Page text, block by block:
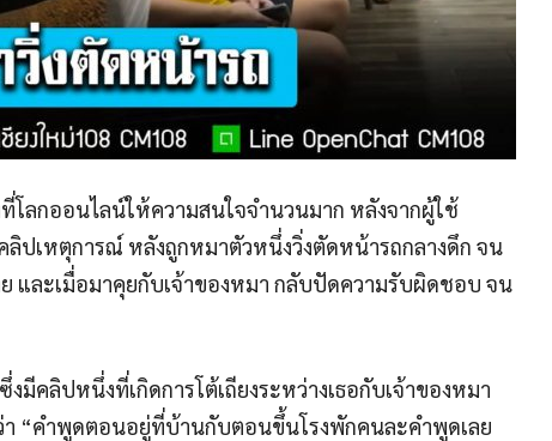
โลกออนไลน์ให้ความสนใจจำนวนมาก หลังจากผู้ใช้
ลิปเหตุการณ์ หลังถูกหมาตัวหนึ่งวิ่งตัดหน้ารถกลางดึก จน
และเมื่อมาคุยกับเจ้าของหมา กลับปัดความรับผิดชอบ จน
มีคลิปหนึ่งที่เกิดการโต้เถียงระหว่างเธอกับเจ้าของหมา
า “คำพูดตอนอยู่ที่บ้านกับตอนขึ้นโรงพักคนละคำพูดเลย